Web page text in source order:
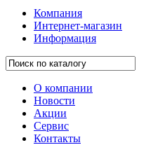
Компания
Интернет-магазин
Информация
О компании
Новости
Акции
Сервис
Контакты